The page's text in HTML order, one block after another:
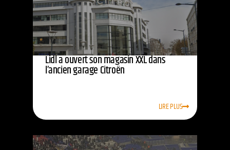
Lidl a ouvert son magasin XXL dans
l’ancien garage Citroën
LIRE PLUS